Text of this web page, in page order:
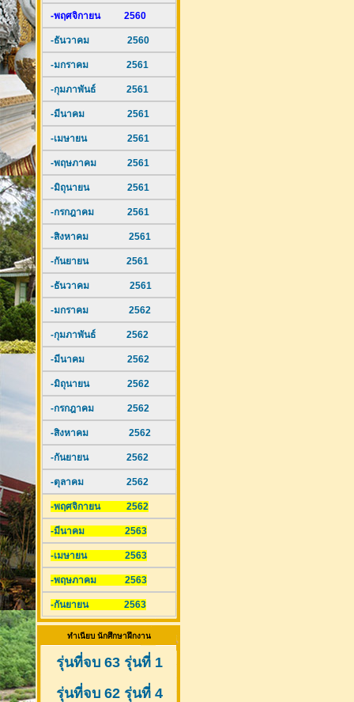
-พฤศจิกายน 2560
-ธันวาคม 2560
-มกราคม 2561
-กุมภาพันธ์ 2561
-มีนาคม 2561
-เมษายน 2561
-พฤษภาคม 2561
-มิถุนายน 2561
-กรกฎาคม 2561
-สิงหาคม 2561
-กันยายน 2561
-ธันวาคม 2561
-มกราคม 2562
-กุมภาพันธ์ 2562
-มีนาคม 2562
-มิถุนายน 2562
-กรกฎาคม 2562
-สิงหาคม 2562
-กันยายน 2562
-ตุลาคม 2562
-พฤศจิกายน 2562
-มีนาคม 2563
-เมษายน 2563
-พฤษภาคม 2563
-กันยายน 2563
ทำเนียบ นักศึกษาฝึกงาน
รุ่นที่จบ 63 รุ่นที่ 1
รุ่นที่จบ 62 รุ่นที่ 4